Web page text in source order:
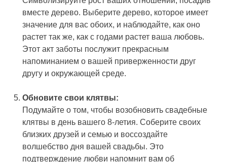
вместе дерево. Выберите дерево, которое имеет
значение для вас обоих, и наблюдайте, как оно
растет так же, как с годами растет ваша любовь.
Этот акт заботы послужит прекрасным
напоминанием о вашей приверженности друг
другу и окружающей среде.
Обновите свои клятвы:
Подумайте о том, чтобы возобновить свадебные
клятвы в день вашего 8-летия. Соберите своих
близких друзей и семью и воссоздайте
волшебство дня вашей свадьбы. Это
подтверждение любви напомнит вам об